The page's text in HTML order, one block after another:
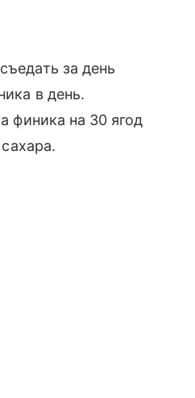
за день
в день.
финика на 30 ягод